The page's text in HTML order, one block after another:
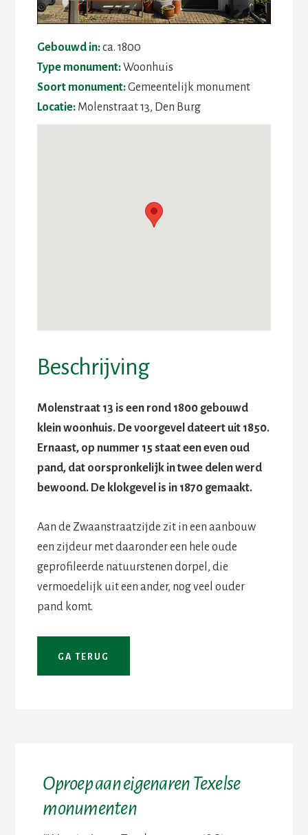
Gebouwd in:ca. 1800
Type monument:Woonhuis
Soort monument:Gemeentelijk monument
Locatie:Molenstraat 13, Den Burg
Beschrijving
Molenstraat 13 is een rond 1800 gebouwd
klein woonhuis. De voorgevel dateert uit 1850.
Ernaast, op nummer 15 staat een even oud
pand, dat oorspronkelijk in twee delen werd
bewoond. De klokgevel is in 1870 gemaakt.
Aan de Zwaanstraatzijde zit in een aanbouw
een zijdeur met daaronder een hele oude
geprofileerde natuurstenen dorpel, die
vermoedelijk uit een ander, nog veel ouder
pand komt.
Oproep aan eigenaren Texelse
monumenten